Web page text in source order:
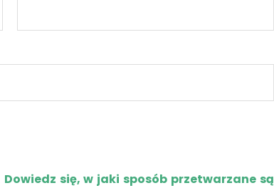
Dowiedz się, w jaki sposób przetwarzane są